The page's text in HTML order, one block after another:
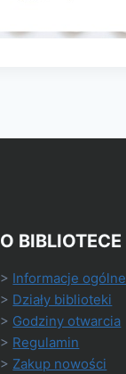
O BIBLIOTECE
> Informacje ogólne
> Działy biblioteki
> Godziny otwarcia
> Regulamin
> Zakup nowości